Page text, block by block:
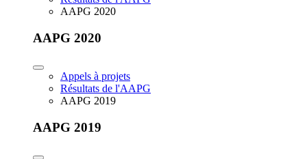
AAPG 2020
AAPG 2020
Appels à projets
Résultats de l'AAPG
AAPG 2019
AAPG 2019